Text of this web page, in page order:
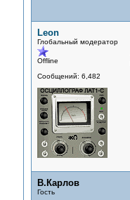
Leon
Глобальный модератор
Offline
Сообщений: 6,482
В.Карлов
Гость